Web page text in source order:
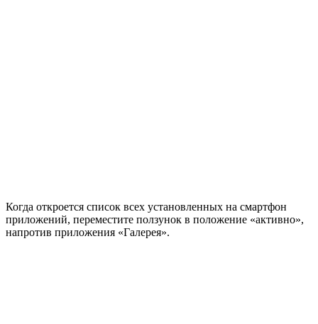
Когда откроется список всех установленных на смартфон
приложений, переместите ползунок в положение «активно»,
напротив приложения «Галерея».